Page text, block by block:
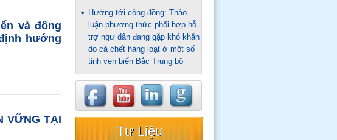
và đồng
hướng
VỮNG TẠI
Hướng tới cộng đồng: Thảo
luận phương thức phối hợp hỗ
trợ ngư dân đang gặp khó khăn
do cá chết hàng loạt ở một số
tỉnh ven biển Bắc Trung bộ
Tư Liệu